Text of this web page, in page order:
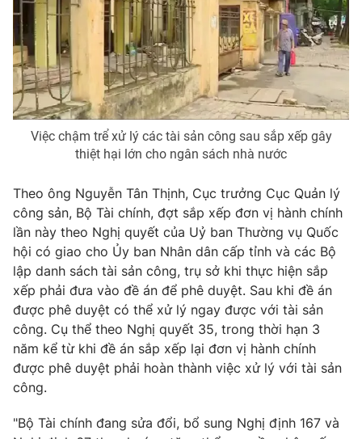
Việc chậm trể xử lý các tài sản công sau sắp xếp gây
thiệt hại lớn cho ngân sách nhà nước
Theo ông Nguyễn Tân Thịnh, Cục trưởng Cục Quản lý
công sản, Bộ Tài chính, đợt sắp xếp đơn vị hành chính
lần này theo Nghị quyết của Uỷ ban Thường vụ Quốc
hội có giao cho Ủy ban Nhân dân cấp tỉnh và các Bộ
lập danh sách tài sản công, trụ sở khi thực hiện sắp
xếp phải đưa vào đề án để phê duyệt. Sau khi đề án
được phê duyệt có thể xử lý ngay được với tài sản
công. Cụ thể theo Nghị quyết 35, trong thời hạn 3
năm kể từ khi đề án sắp xếp lại đơn vị hành chính
được phê duyệt phải hoàn thành việc xử lý với tài sản
công.
"Bộ Tài chính đang sửa đổi, bổ sung Nghị định 167 và